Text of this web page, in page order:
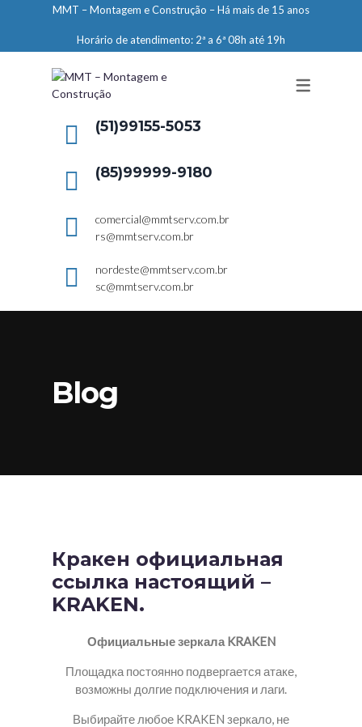
ENGENHARIA
LIMPEZA E CONSERVAÇÃO
MANUTENÇÃO PREDIAL
ELEVADORES – PREPARAÇÃO DE
MMT – Montagem e Construção – Há mais de 15 anos
Horário de atendimento: 2ª a 6ª 08h até 19h
(51)99155-5053
(85)99999-9180
comercial@mmtserv.com.br
rs@mmtserv.com.br
nordeste@mmtserv.com.br
sc@mmtserv.com.br
Blog
Кракен официальная
ссылка настоящий –
KRAKEN.
Официальные зеркала KRAKEN
Площадка постоянно подвергается атаке,
возможны долгие подключения и лаги.
Выбирайте любое KRAKEN зеркало, не